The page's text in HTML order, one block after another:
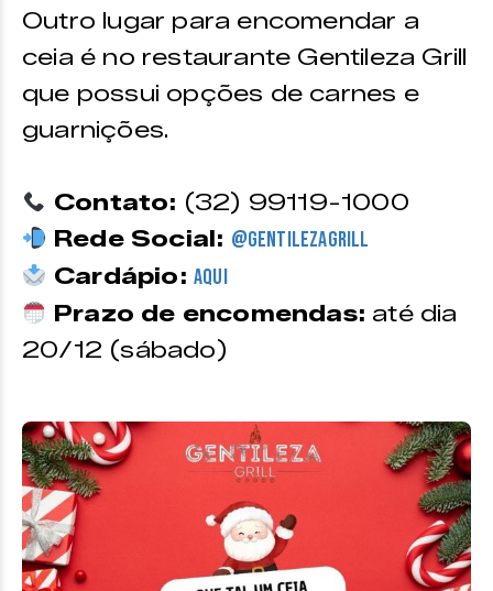
Outro lugar para encomendar a
ceia é no restaurante Gentileza Grill
que possui opções de carnes e
guarnições.
Contato: (32) 99119-1000
Rede Social: @gentilezagrill
Cardápio: Aqui
Prazo de encomendas: até dia
20/12 (sábado)